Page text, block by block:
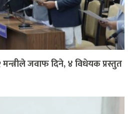
जवाफ दिने, ४ विधेयक प्रस्तुत